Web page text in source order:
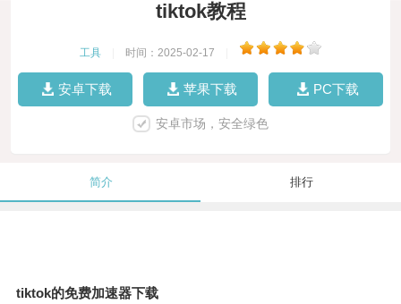
tiktok教程
工具 时间：2025-02-17
安卓下载 苹果下载 PC下载
安卓市场，安全绿色
简介 排行
tiktok的免费加速器下载